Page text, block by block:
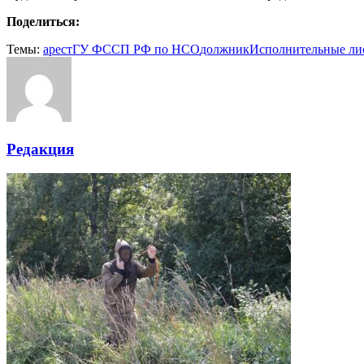
Поделиться:
Темы: арестГУ ФССП РФ по НСОдолжникИсполнительные
Редакция